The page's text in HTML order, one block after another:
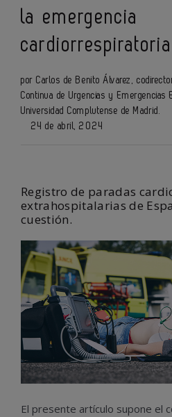
la emergencia
por Carlos de Benito Álvarez,
Continua de Urgencias y Emergencias
Universidad Complutense de Madrid.
24 de abril, 2024
Registro de paradas
extrahospitalarias de
cuestión.
El presente artículo supone el